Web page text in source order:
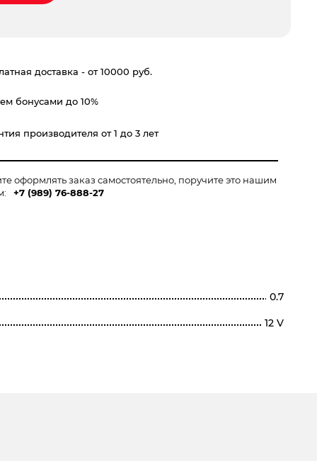
доставка - от 10000 руб.
бонусами до 10%
производителя от 1 до 3 лет
оформлять заказ самостоятельно, поручите это нашим
+7 (989) 76-888-27
0.7
12 V